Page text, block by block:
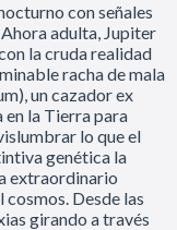
con señales
adulta, Jupiter
la cruda realidad
racha de mala
un cazador ex
la Tierra para
lo que el
genética la
extraordinario
Desde las
girando a través